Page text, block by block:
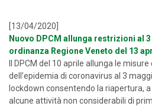
[13/04/2020]
Nuovo DPCM allunga restrizioni al
ordinanza Regione Veneto del 13
Il DPCM del 10 aprile allunga le
dell’epidemia di coronavirus al 3
lockdown consentendo la riapertura,
alcune attività non considerabili di